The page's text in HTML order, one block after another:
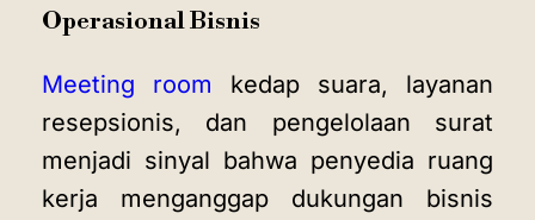
Operasional Bisnis
Meeting room kedap suara, layanan
resepsionis, dan pengelolaan surat
menjadi sinyal bahwa penyedia ruang
kerja menganggap dukungan bisnis